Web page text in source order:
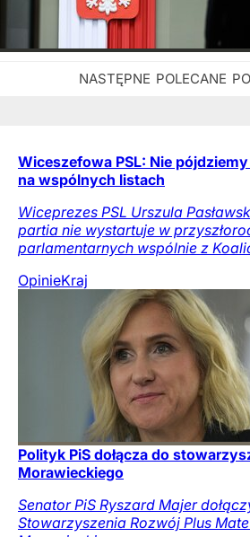
Wiceszefowa PSL: Nie pójdziemy
na wspólnych listach
Wiceprezes PSL Urszula
partia nie wystartuje w
parlamentarnych wspólnie z
OpinieKraj
Polityk PiS dołącza do
Morawieckiego
Senator PiS Ryszard Majer
Stowarzyszenia Rozwój Plus